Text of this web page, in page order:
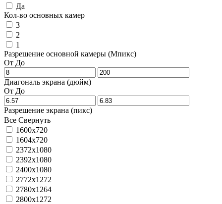
Да
Кол-во основных камер
3
2
1
Разрешение основной камеры (Мпикс)
От До
Диагональ экрана (дюйм)
От До
Разрешение экрана (пикс)
Все Свернуть
1600x720
1604x720
2372x1080
2392x1080
2400x1080
2772x1272
2780x1264
2800x1272